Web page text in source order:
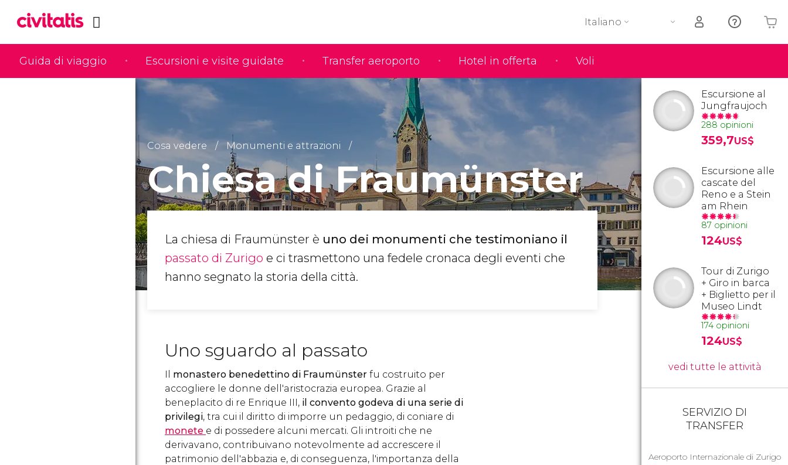
Guida di viaggio Escursioni e visite guidate Transfer aeroporto Hotel in offerta Voli
Italiano
Cosa vedere Monumenti e attrazioni
Chiesa di Fraumünster
La chiesa di Fraumünster è uno dei monumenti che testimoniano il
passato di Zurigo e ci trasmettono una fedele cronaca degli eventi che
hanno segnato la storia della città.
Uno sguardo al passato
Il monastero benedettino di Fraumünster fu costruito per
accogliere le donne dell'aristocrazia europea. Grazie al
beneplacito di re Enrique III, il convento godeva di una serie di
privilegi, tra cui il diritto di imporre un pedaggio, di coniare di
monete e di possedere alcuni mercati. Gli introiti che ne
derivavano, contribuivano notevolmente ad accrescere il
patrimonio dell'abbazia e, di conseguenza, l'importanza della
Escursione al
Jungfraujoch
288 opinioni
359,7US$
Escursione alle
cascate del
Reno e a Stein
am Rhein
87 opinioni
124US$
Tour di Zurigo
+ Giro in barca
+ Biglietto per il
Museo Lindt
174 opinioni
124US$
vedi tutte le attività
SERVIZIO DI
TRANSFER
Aeroporto Internazionale di Zurigo